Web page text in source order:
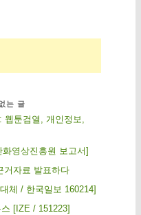
는 글
웹툰검열, 개인정보,
영상진흥원 보고서]
거자료 발표하다
체 / 한국일보 160214]
[IZE / 151223]